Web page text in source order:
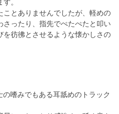
。
ことありませんでしたが、軽めの
ったり、指先でぺたぺたと叩い
彷彿とさせるような懐かしさの
嗜みでもある耳舐めのトラック